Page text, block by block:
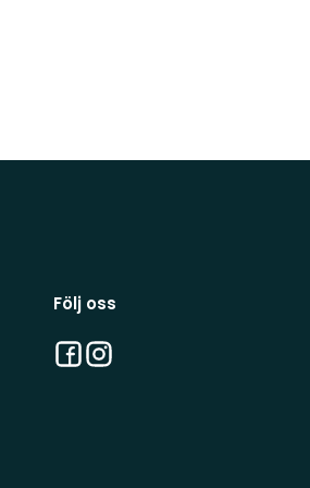
Följ oss
Facebook
Instagram